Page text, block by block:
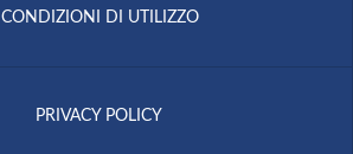
CONDIZIONI DI UTILIZZO
PRIVACY POLICY